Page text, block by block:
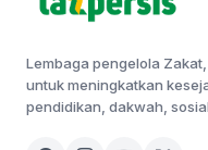
Lembaga pengelola
untuk meningkatkan
pendidikan, dakwah,